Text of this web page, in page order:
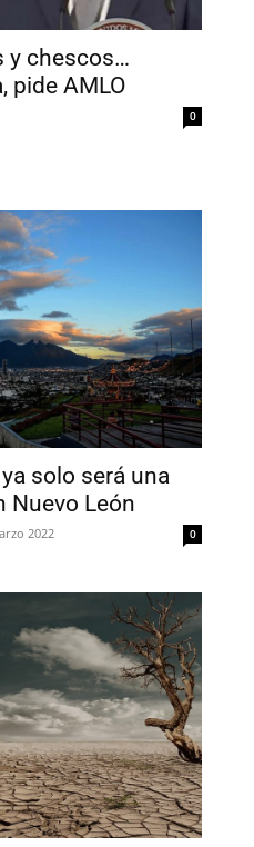
y chescos…
pide AMLO
0
solo será una
Nuevo León
2022 0